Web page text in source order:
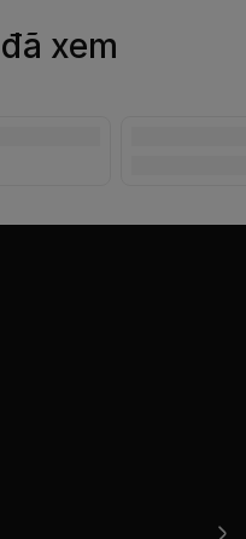
xem